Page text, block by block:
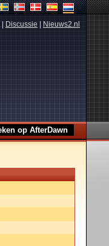
Discussie Nieuws2.nl